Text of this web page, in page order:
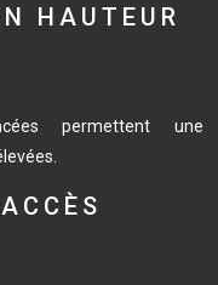
HAUTEUR
permettent une